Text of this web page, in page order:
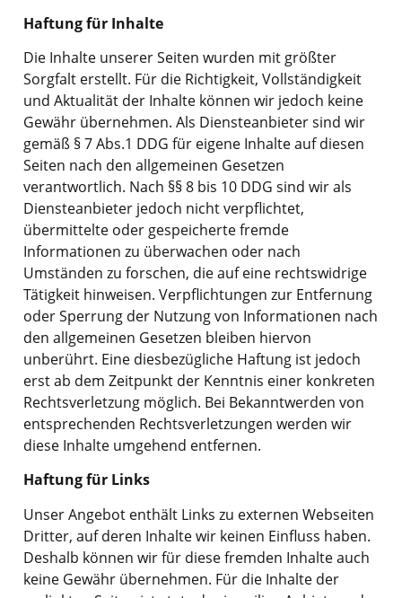
Haftung für Inhalte
Die Inhalte unserer Seiten wurden mit größter
Sorgfalt erstellt. Für die Richtigkeit, Vollständigkeit
und Aktualität der Inhalte können wir jedoch keine
Gewähr übernehmen. Als Diensteanbieter sind wir
gemäß § 7 Abs.1 DDG für eigene Inhalte auf diesen
Seiten nach den allgemeinen Gesetzen
verantwortlich. Nach §§ 8 bis 10 DDG sind wir als
Diensteanbieter jedoch nicht verpflichtet,
übermittelte oder gespeicherte fremde
Informationen zu überwachen oder nach
Umständen zu forschen, die auf eine rechtswidrige
Tätigkeit hinweisen. Verpflichtungen zur Entfernung
oder Sperrung der Nutzung von Informationen nach
den allgemeinen Gesetzen bleiben hiervon
unberührt. Eine diesbezügliche Haftung ist jedoch
erst ab dem Zeitpunkt der Kenntnis einer konkreten
Rechtsverletzung möglich. Bei Bekanntwerden von
entsprechenden Rechtsverletzungen werden wir
diese Inhalte umgehend entfernen.
Haftung für Links
Unser Angebot enthält Links zu externen Webseiten
Dritter, auf deren Inhalte wir keinen Einfluss haben.
Deshalb können wir für diese fremden Inhalte auch
keine Gewähr übernehmen. Für die Inhalte der